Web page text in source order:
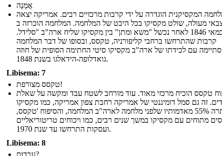
אֲמָנָה
המקסיקנית הוגדרה על ידי קרבות מרכזיים רבים. אמריקה יצאה
מעולה, שולט מקסיקו בכל היבט של המלחמה. המלחמה הוכרזה ב
-13 במאי 1846 לאחר נכשל "משא ומתן" בין מקסיקו שליח ארה"ב "סלידל.
קרבות שהתרחשו ברחבי קליפורניה, טקסס, ובסופו של דבר המלחמה
עם לכידתו של ארה"ב מקסיקו סיטי החתימה הסופית של חוזה
גואדלופה-הידאלגו בשנת 1848.
Libisema: 7
טקסס מצורפת!
טקסס הוכיח מרכזי מאוד. עוד מורחב לשטח עבד ומקשה על שאלת
זה גם סמל דומיננטי של אמריקה רחבת צפון אמריקה, כמו מקסיקו
ויתרה 55% מאדמותיו שלפני מלחמה לארה"ב המלחמה, והסיפוח 'טקסס,
מתוחים עם מקסיקו במשך שנים רבים, כמו ויכוחים טריטוריאליים
ועסקות התרחשו עד שנת 1970.
Libisema: 8
עַבדוּת?